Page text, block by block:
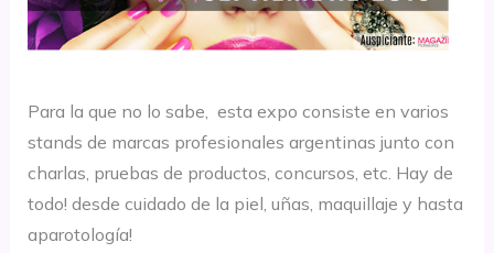
Para la que no lo sabe, esta expo consiste en varios
stands de marcas profesionales argentinas junto con
charlas, pruebas de productos, concursos, etc. Hay de
todo! desde cuidado de la piel, uñas, maquillaje y hasta
aparotología!